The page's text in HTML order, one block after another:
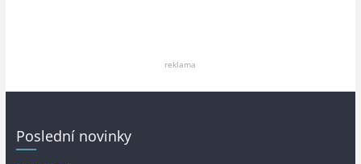
reklama
Poslední novinky